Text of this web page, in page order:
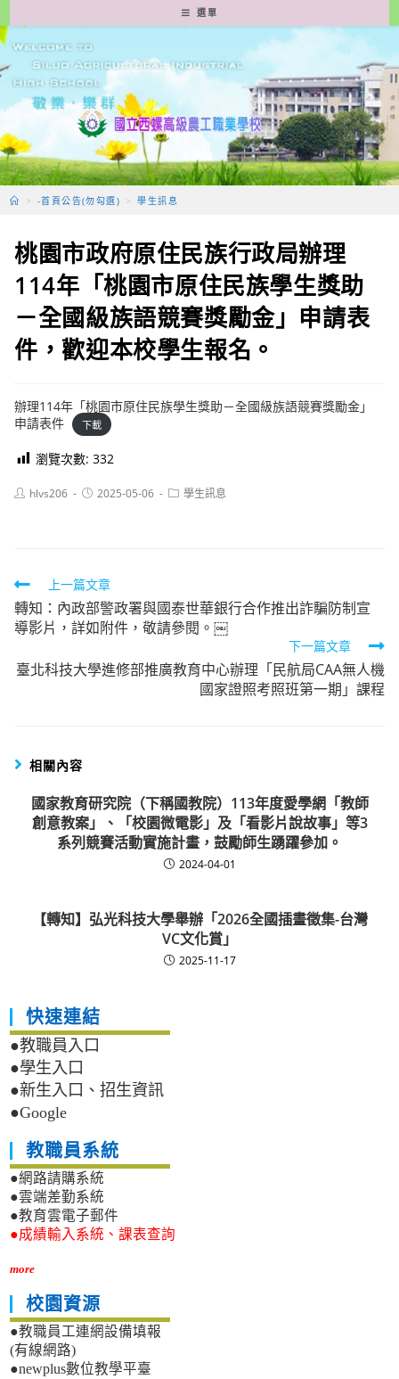
轉
至
要
容
選單
> -首頁公告(勿勾選) > 學生訊息
桃園市政府原住民族行政局辦理
114年「桃園市原住民族學生獎助
－全國級族語競賽獎勵金」申請表
件，歡迎本校學生報名。
辦理114年「桃園市原住民族學生獎助－全國級族語競賽獎勵金」
申請表件
下載
瀏覽次數: 332
Posthlvs206
Post2025-05-06
Post學生訊息
Read
more
articles
上一篇文章
轉知：內政部警政署與國泰世華銀行合作推出詐騙防制宣
導影片，詳如附件，敬請參閱。￼
下一篇文章
臺北科技大學進修部推廣教育中心辦理「民航局CAA無人機
國家證照考照班第一期」課程
相關內容
國家教育研究院（下稱國教院）113年度愛學網「教師
創意教案」、「校園微電影」及「看影片說故事」等3
系列競賽活動實施計畫，鼓勵師生踴躍參加。
2024-04-01
【轉知】弘光科技大學舉辦「2026全國插畫徵集-台灣
VC文化賞」
2025-11-17
快速連結
●教職員入口
●學生入口
●新生入口、招生資訊
●Google
教職員系統
●網路請購系統
●雲端差勤系統
●教育雲電子郵件
●成績輸入系統、課表查詢
more
校園資源
●教職員工連網設備填報
(有線網路)
●newplus數位教學平臺